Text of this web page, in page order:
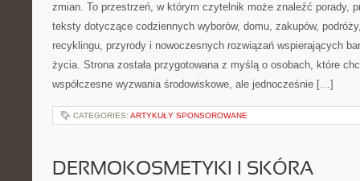
zmian. To przestrzeń, w którym czytelnik może znaleźć porady,
teksty dotyczące codziennych wyborów, domu, zakupów,
recyklingu, przyrody i nowoczesnych rozwiązań wspierających
życia. Strona została przygotowana z myślą o osobach, które
współczesne wyzwania środowiskowe, ale jednocześnie […]
CATEGORIES: ARTYKUŁY SPONSOROWANE
DERMOKOSMETYKI I SKÓRA